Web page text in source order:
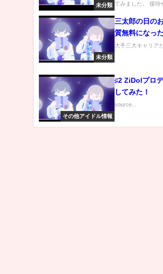
未分類 てみました。 接待
未分類
三太郎の日の
質無料になっ
大手三大キャリア
その他アイドル情報
♯2 ZiDolプロ
してみた！
source...